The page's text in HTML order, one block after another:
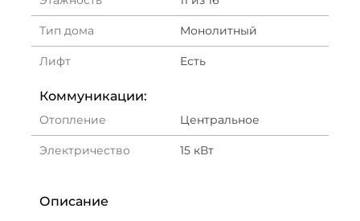
Тип дома Монолитный
Лифт Есть
Коммуникации:
Отопление Центральное
Электричество 15 кВт
Описание